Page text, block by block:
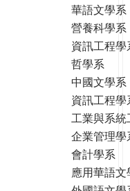
華語文學系
營養科學系
資訊工程學
哲學系
中國文學系
資訊工程學
工業與系
企業管理學
會計學系
應用華語文